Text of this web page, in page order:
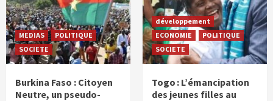
MEDIAS
POLITIQUE
SOCIETE
Burkina Faso : Citoyen
Neutre, un pseudo-
développement
ECONOMIE
POLITIQUE
SOCIETE
Togo : L’émancipation
des jeunes filles au